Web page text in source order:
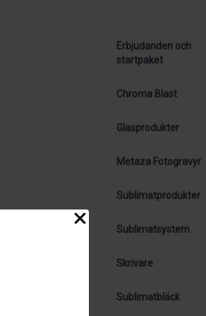
Erbjudanden och
startpaket
Chroma Blast
Glasprodukter
Metaza Fotogravyr
Sublimatprodukter
Sublimatsystem
Skrivare
Sublimatbläck